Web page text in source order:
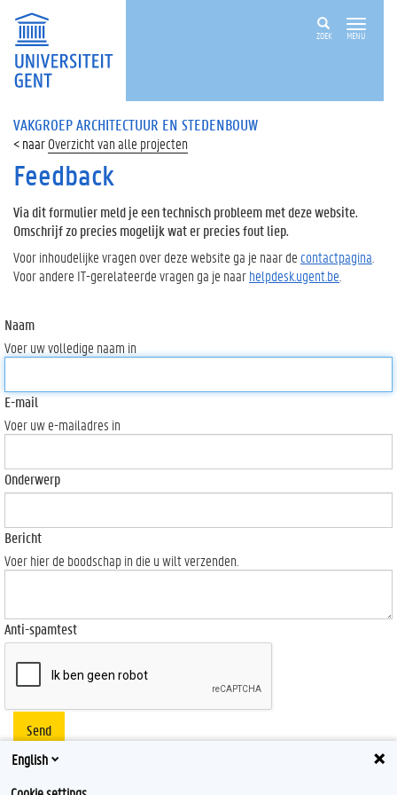
ZOEK MENU
VAKGROEP ARCHITECTUUR EN STEDENBOUW
Overzicht van alle projecten
Feedback
Via dit formulier meld je een technisch probleem met deze website.
Omschrijf zo precies mogelijk wat er precies fout liep.
Voor inhoudelijke vragen over deze website ga je naar de contactpagina
Voor andere IT-gerelateerde vragen ga je naarhelpdesk.ugent.be
Naam
Voer uw volledige naam in
E-mail
Voer uw e-mailadres in
Onderwerp
Bericht
Voer hier de boodschap in die u wilt verzenden.
Anti-spamtest
Send
English